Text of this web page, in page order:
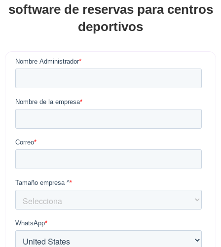
software de reservas para centros
deportivos